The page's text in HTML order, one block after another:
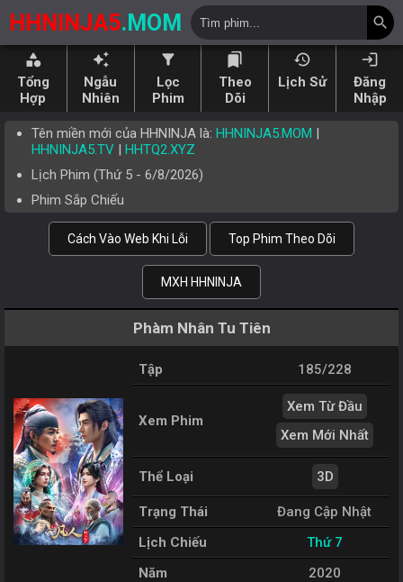
HHNINJA5.MOM search
category
Tổng
Hợp
auto_awesome
Ngẫu
Nhiên
filter_alt
Lọc
Phim
bookmarks
Theo
Dõi
history
Lịch Sử
login
Đăng
Nhập
Tên miền mới của HHNINJA là: HHNINJA5.MOM |
HHNINJA5.TV | HHTQ2.XYZ
Lịch Phim (Thứ 5 - 6/8/2026)
Phim Sắp Chiếu
Cách Vào Web Khi Lỗi Top Phim Theo Dõi
MXH HHNINJA
Phàm Nhân Tu Tiên
Tập 185/228
Xem Phim
Xem Từ Đầu
Xem Mới Nhất
Thể Loại 3D
Trạng Thái
Đang Cập Nhật
Lịch Chiếu
Thứ 7
Năm
2020